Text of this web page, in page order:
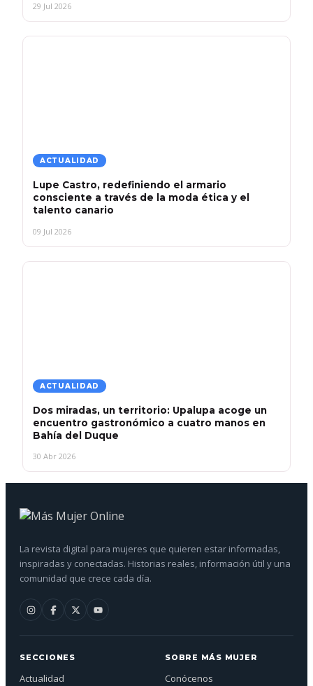
29 Jul 2026
ACTUALIDAD
Lupe Castro, redefiniendo el armario
consciente a través de la moda ética y el
talento canario
09 Jul 2026
ACTUALIDAD
Dos miradas, un territorio: Upalupa acoge un
encuentro gastronómico a cuatro manos en
Bahía del Duque
30 Abr 2026
La revista digital para mujeres que quieren estar informadas,
inspiradas y conectadas. Historias reales, información útil y una
comunidad que crece cada día.
SECCIONES
Actualidad
SOBRE MÁS MUJER
Conócenos